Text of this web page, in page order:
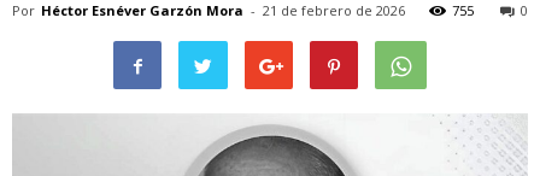
Por Héctor Esnéver Garzón Mora - 21 de febrero de 2026 0
755